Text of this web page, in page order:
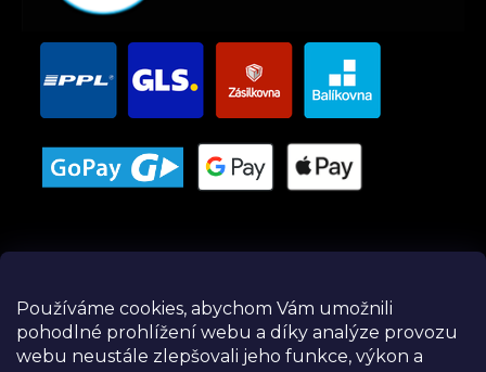
Používáme cookies, abychom Vám umožnili
pohodlné prohlížení webu a díky analýze provozu
webu neustále zlepšovali jeho funkce, výkon a
Instagram